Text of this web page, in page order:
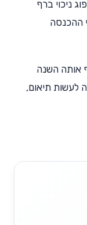
ניכוי ברף
ההכנסה
אותה השנה
לעשות תיאום,